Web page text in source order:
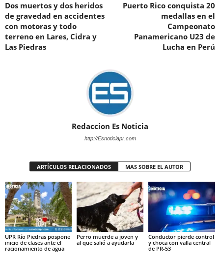
Dos muertos y dos heridos
de gravedad en accidentes
con motoras y todo
terreno en Lares, Cidra y
Las Piedras
Puerto Rico conquista 20
medallas en el
Campeonato
Panamericano U23 de
Lucha en Perú
Redaccion Es Noticia
http://Esnoticiapr.com
ARTÍCULOS RELACIONADOS MAS SOBRE EL AUTOR
UPR Río Piedras pospone
inicio de clases ante el
racionamiento de agua
Perro muerde a joven y
al que salió a ayudarla
Conductor pierde control
y choca con valla central
de PR-53